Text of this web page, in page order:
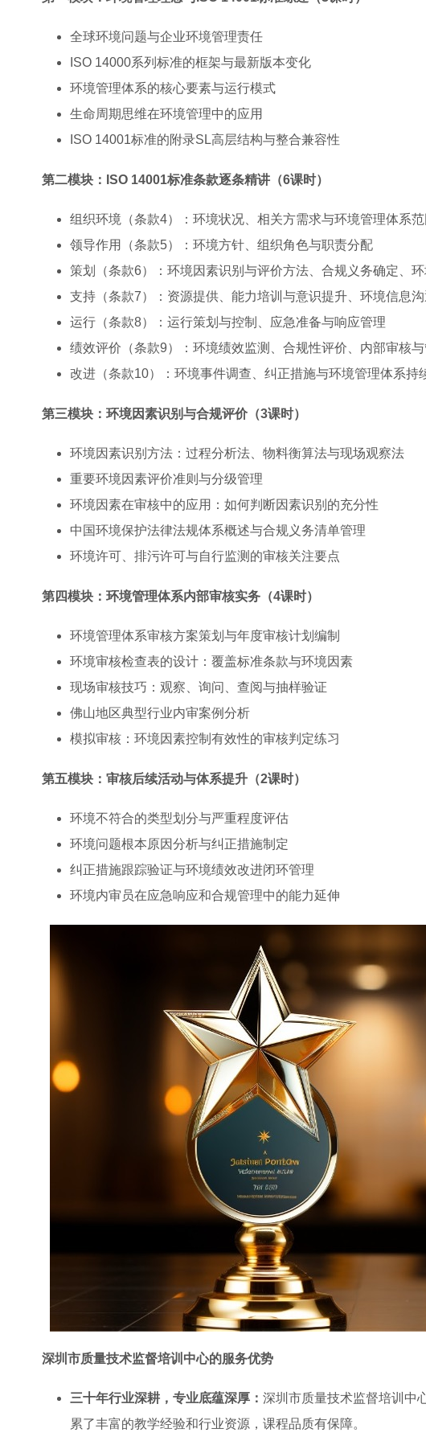
全球环境问题与企业环境管理责任
ISO 14000系列标准的框架与最新版本变化
环境管理体系的核心要素与运行模式
生命周期思维在环境管理中的应用
ISO 14001标准的附录SL高层结构与整合兼容性
第二模块：ISO 14001标准条款逐条精讲（6课时）
组织环境（条款4）：环境状况、相关方需求与环境管理体系范
领导作用（条款5）：环境方针、组织角色与职责分配
策划（条款6）：环境因素识别与评价方法、合规义务确定、
支持（条款7）：资源提供、能力培训与意识提升、环境信息沟
运行（条款8）：运行策划与控制、应急准备与响应管理
绩效评价（条款9）：环境绩效监测、合规性评价、内部审核
改进（条款10）：环境事件调查、纠正措施与环境管理体系持
第三模块：环境因素识别与合规评价（3课时）
环境因素识别方法：过程分析法、物料衡算法与现场观察法
重要环境因素评价准则与分级管理
环境因素在审核中的应用：如何判断因素识别的充分性
中国环境保护法律法规体系概述与合规义务清单管理
环境许可、排污许可与自行监测的审核关注要点
第四模块：环境管理体系内部审核实务（4课时）
环境管理体系审核方案策划与年度审核计划编制
环境审核检查表的设计：覆盖标准条款与环境因素
现场审核技巧：观察、询问、查阅与抽样验证
佛山地区典型行业内审案例分析
模拟审核：环境因素控制有效性的审核判定练习
第五模块：审核后续活动与体系提升（2课时）
环境不符合的类型划分与严重程度评估
环境问题根本原因分析与纠正措施制定
纠正措施跟踪验证与环境绩效改进闭环管理
环境内审员在应急响应和合规管理中的能力延伸
深圳市质量技术监督培训中心的服务优势
三十年行业深耕，专业底蕴深厚： 深圳市质量技术监督培训中
累了丰富的教学经验和行业资源，课程品质有保障。